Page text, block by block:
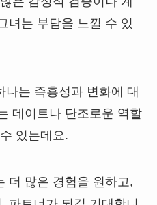
녀는 부담을 느낄 수 있
는 즉흥성과 변화에 대
데이트나 단조로운 역할
있는데요.
더 많은 경험을 원하고,